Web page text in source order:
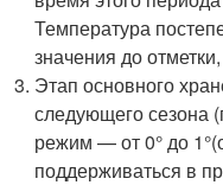
Температура
значения до
Этап основного
следующего сезона
режим — от 0° до
поддерживаться в